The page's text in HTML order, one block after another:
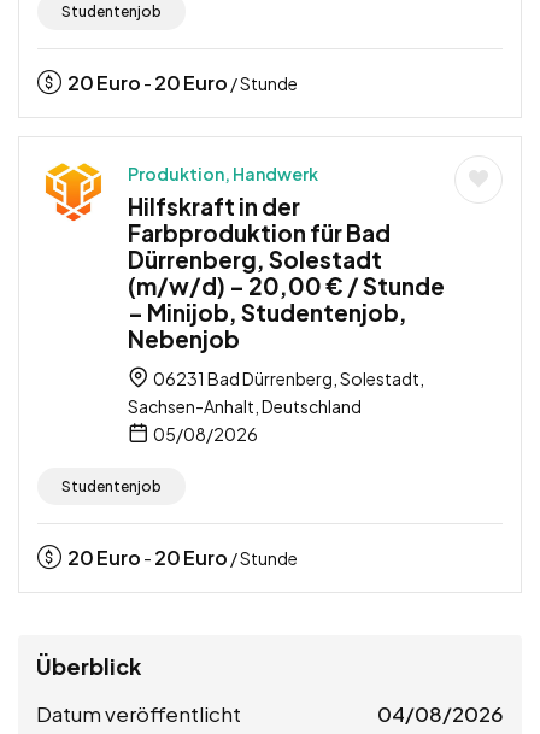
Studentenjob
20Euro - 20Euro / Stunde
Produktion, Handwerk
Hilfskraft in der
Farbproduktion für Bad
Dürrenberg, Solestadt
(m/w/d) – 20,00 € / Stunde
– Minijob, Studentenjob,
Nebenjob
06231 Bad Dürrenberg, Solestadt,
Sachsen-Anhalt, Deutschland
05/08/2026
Studentenjob
20Euro - 20Euro / Stunde
Überblick
Datum veröffentlicht 04/08/2026